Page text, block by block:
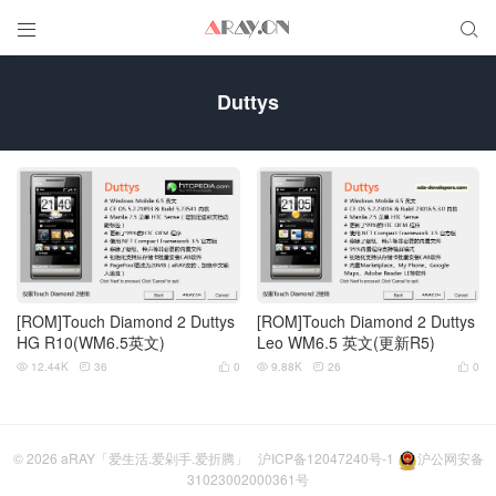
 
Duttys
[ROM]Touch Diamond 2 Duttys
HG R10(WM6.5英文)
 0
 12.44K  36
[ROM]Touch Diamond 2 Duttys
Leo WM6.5 英文(更新R5)
 0
 9.88K  26
© 2026 aRAY「爱生活.爱剁手.爱折腾」 沪ICP备12047240号-1
沪公网安备
31023002000361号